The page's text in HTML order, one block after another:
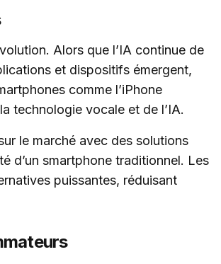
Alors que l’IA continue de
et dispositifs émergent,
comme l’iPhone
technologie vocale et de l’IA.
le marché avec des solutions
d’un smartphone traditionnel. Les
puissantes, réduisant